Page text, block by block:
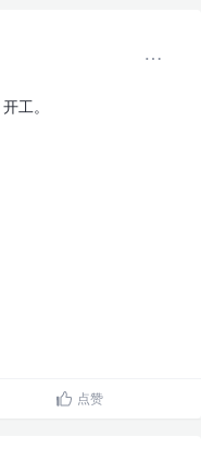
开工。
点赞